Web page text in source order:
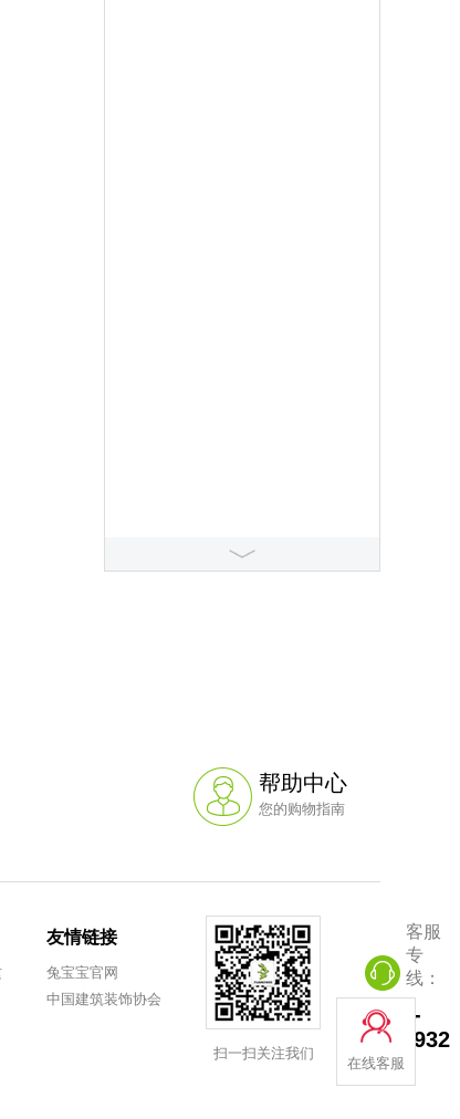
PVC平面封边皮(宽22mm*厚1.0mm)
¥1.2
帮助中心
您的购物指南
友情链接
兔宝宝官网
中国建筑装饰协会
扫一扫关注我们
客服
专
线：
0572-
8251932
在线客服